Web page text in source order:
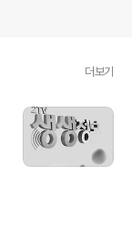
더보기